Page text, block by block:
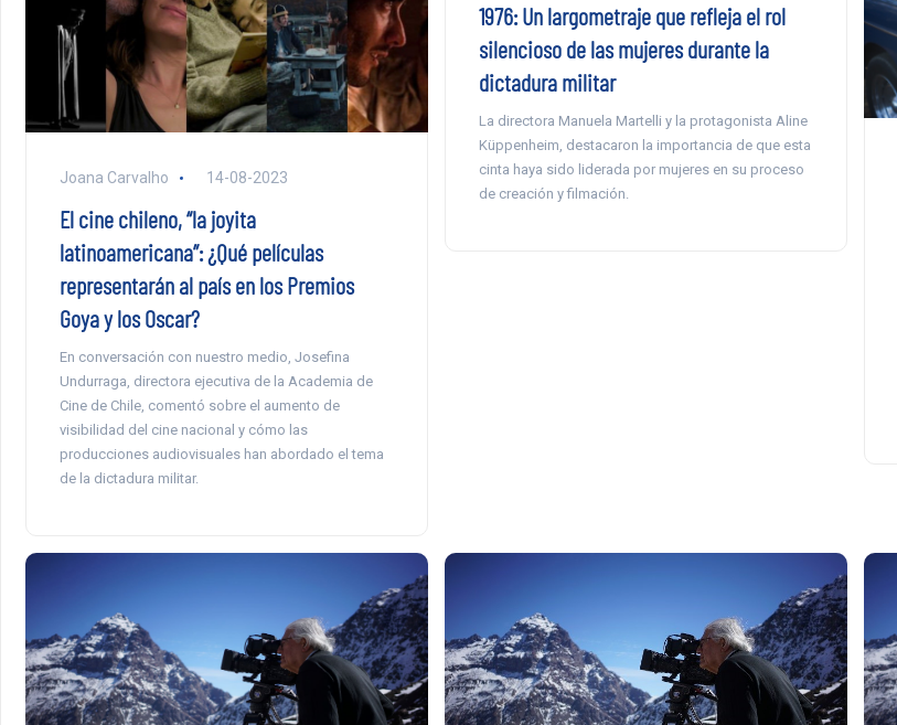
Joana Carvalho 14-08-2023
El cine chileno, “la joyita
latinoamericana”: ¿Qué películas
representarán al país en los Premios
Goya y los Oscar?
En conversación con nuestro medio, Josefina
Undurraga, directora ejecutiva de la Academia de
Cine de Chile, comentó sobre el aumento de
visibilidad del cine nacional y cómo las
producciones audiovisuales han abordado el tema
de la dictadura militar.
1976: Un largometraje que refleja el rol
silencioso de las mujeres durante la
dictadura militar
La directora Manuela Martelli y la protagonista Aline
Küppenheim, destacaron la importancia de que esta
cinta haya sido liderada por mujeres en su proceso
de creación y filmación.